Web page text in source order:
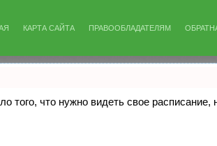
КАРТА САЙТА ПРАВООБЛАДАТЕЛЯМ
того, что нужно видеть свое